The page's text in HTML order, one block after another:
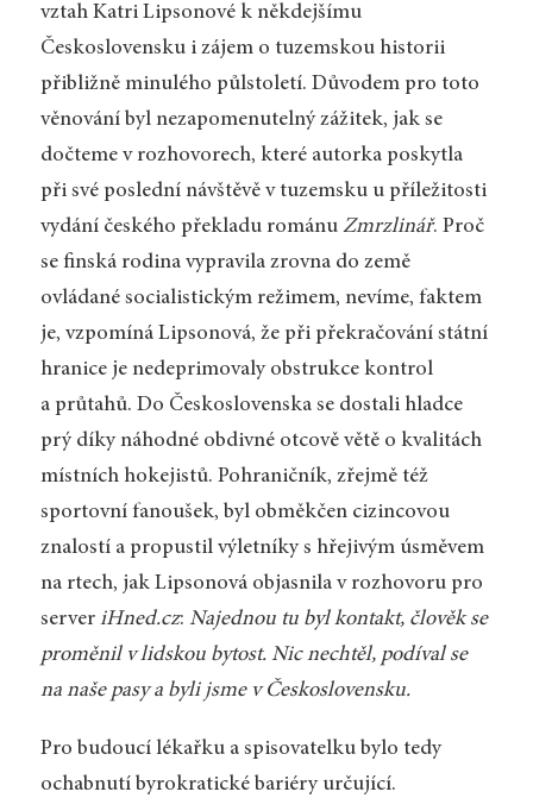
vztah Katri Lipsonové k někdejšímu
Československu i zájem o tuzemskou historii
přibližně minulého půlstoletí. Důvodem pro toto
věnování byl nezapomenutelný zážitek, jak se
dočteme v rozhovorech, které autorka poskytla
při své poslední návštěvě v tuzemsku u příležitosti
vydání českého překladu románu Zmrzlinář. Proč
se finská rodina vypravila zrovna do země
ovládané socialistickým režimem, nevíme, faktem
je, vzpomíná Lipsonová, že při překračování státní
hranice je nedeprimovaly obstrukce kontrol
a průtahů. Do Československa se dostali hladce
prý díky náhodné obdivné otcově větě o kvalitách
místních hokejistů. Pohraničník, zřejmě též
sportovní fanoušek, byl obměkčen cizincovou
znalostí a propustil výletníky s hřejivým úsměvem
na rtech, jak Lipsonová objasnila v rozhovoru pro
server iHned.cz: Najednou tu byl kontakt, člověk se
proměnil v lidskou bytost. Nic nechtěl, podíval se
na naše pasy a byli jsme v Československu.
Pro budoucí lékařku a spisovatelku bylo tedy
ochabnutí byrokratické bariéry určující.